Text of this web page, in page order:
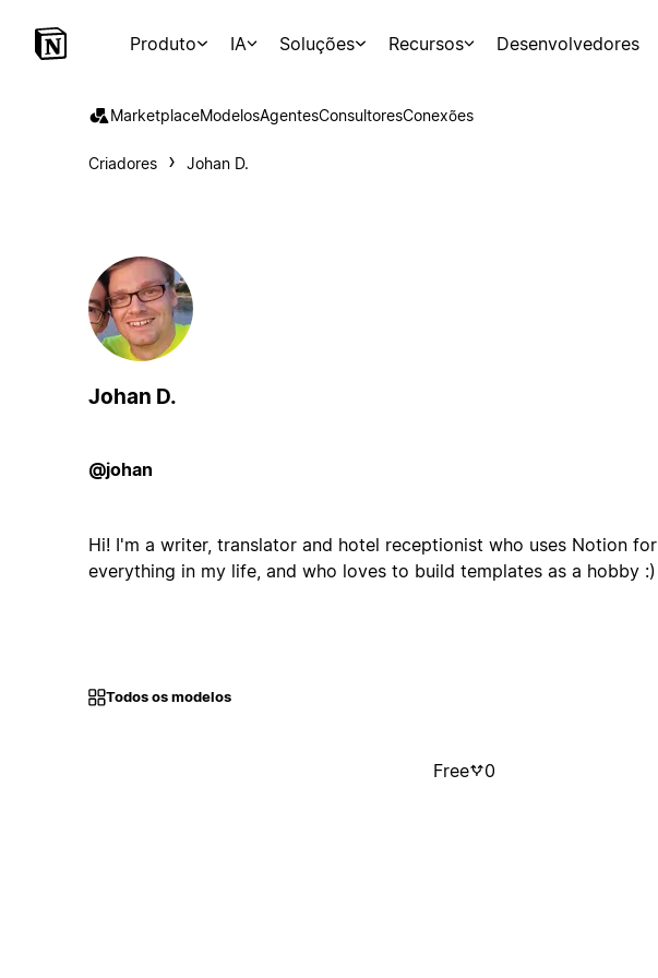
Produto IA Soluções Recursos Desenvolvedores
MarketplaceModelosAgentesConsultoresConexões
Criadores Johan D.
Johan D.
@johan
Hi! I'm a writer, translator and hotel receptionist who uses Notion for
everything in my life, and who loves to build templates as a hobby :)
Todos os modelos
Free 0